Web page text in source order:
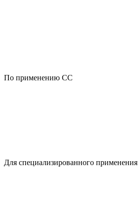
По применению CC
Для специализированного применения